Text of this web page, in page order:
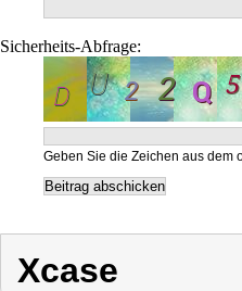
Sicherheits-Abfrage:
Geben Sie die Zeichen aus dem
Xcase